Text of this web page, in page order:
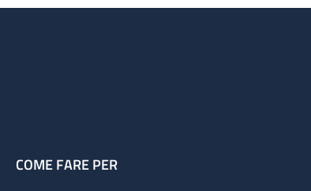
COME FARE PER